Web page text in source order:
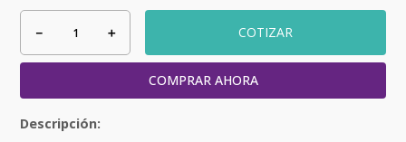
＋
－ COTIZAR
COMPRAR AHORA